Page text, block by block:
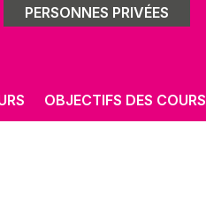
PERSONNES PRIVÉES
OBJECTIFS DES COURS